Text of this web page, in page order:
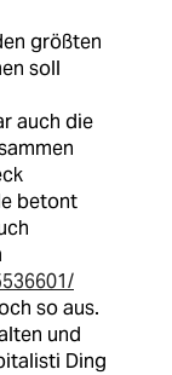
größten
soll
auch die
betont
so aus.
und
Ding